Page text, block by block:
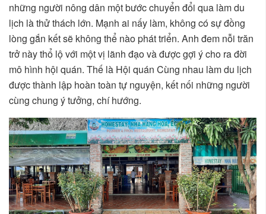
những người nông dân một bước chuyển đổi qua làm du
lịch là thử thách lớn. Mạnh ai nấy làm, không có sự đồng
lòng gắn kết sẽ không thể nào phát triển. Anh đem nỗi trăn
trở này thổ lộ với một vị lãnh đạo và được gợi ý cho ra đời
mô hình hội quán. Thế là Hội quán Cùng nhau làm du lịch
được thành lập hoàn toàn tự nguyện, kết nối những người
cùng chung ý tưởng, chí hướng.